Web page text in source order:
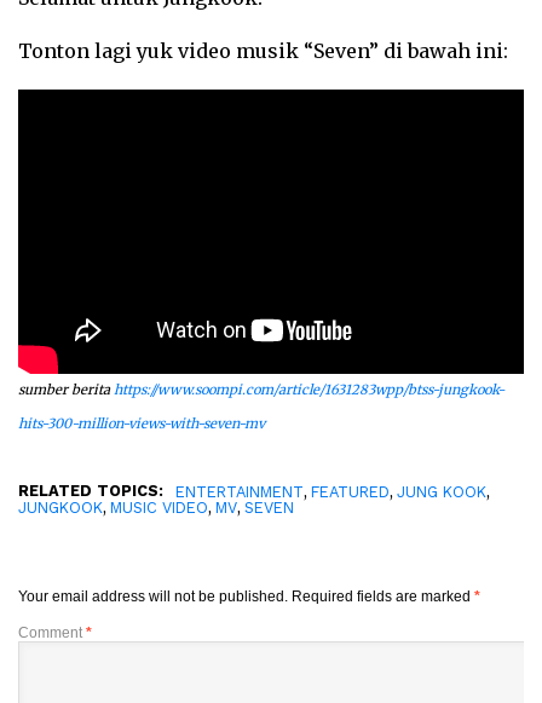
Tonton lagi yuk video musik “Seven” di bawah ini:
sumber berita https://www.soompi.com/article/1631283wpp/btss-jungkook-
hits-300-million-views-with-seven-mv
RELATED TOPICS: ENTERTAINMENT, FEATURED, JUNG KOOK,
JUNGKOOK, MUSIC VIDEO, MV, SEVEN
Your email address will not be published. Required fields are marked *
Comment *